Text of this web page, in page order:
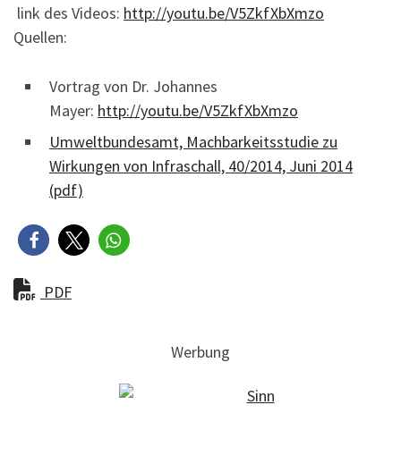
link des Videos: http://youtu.be/V5ZkfXbXmzo
Quellen:
Vortrag von Dr. Johannes
Mayer: http://youtu.be/V5ZkfXbXmzo
Umweltbundesamt, Machbarkeitsstudie zu
Wirkungen von Infraschall, 40/2014, Juni 2014
(pdf)
PDF
Werbung